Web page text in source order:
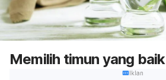
Memilih timun yang baik
Iklan